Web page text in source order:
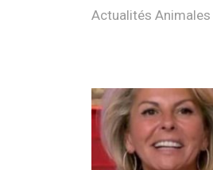
Actualités Animales